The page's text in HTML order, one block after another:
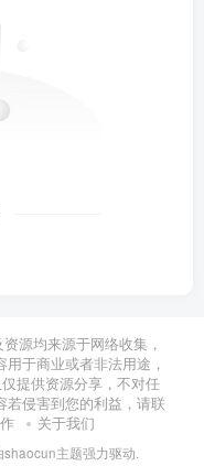
源均来源于网络收集，
于商业或者非法用途，
提供资源分享，不对任
若侵害到您的利益，请联
关于我们
shaocun主题强力驱动.